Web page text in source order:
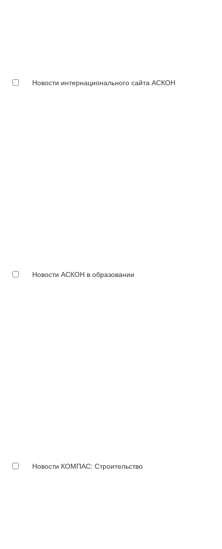
Новости интернационального сайта АСКОН
Новости АСКОН в образовании
Новости КОМПАС: Строительство